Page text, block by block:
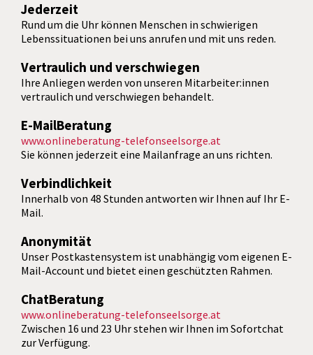
Jederzeit
Rund um die Uhr können Menschen in schwierigen
Lebenssituationen bei uns anrufen und mit uns reden.
Vertraulich und verschwiegen
Ihre Anliegen werden von unseren Mitarbeiter:innen
vertraulich und verschwiegen behandelt.
E-MailBeratung
www.onlineberatung-telefonseelsorge.at
Sie können jederzeit eine Mailanfrage an uns richten.
Verbindlichkeit
Innerhalb von 48 Stunden antworten wir Ihnen auf Ihr E-
Mail.
Anonymität
Unser Postkastensystem ist unabhängig vom eigenen E-
Mail-Account und bietet einen geschützten Rahmen.
ChatBeratung
www.onlineberatung-telefonseelsorge.at
Zwischen 16 und 23 Uhr stehen wir Ihnen im Sofortchat
zur Verfügung.